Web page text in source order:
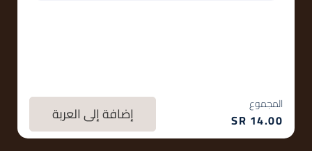
المجموع
14.00 إضافة إلى العربة